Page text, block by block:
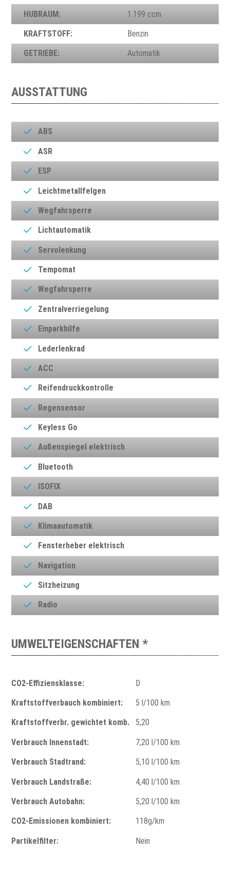
HUBRAUM: 1.199 ccm
KRAFTSTOFF: Benzin
GETRIEBE: Automatik
AUSSTATTUNG
ABS
ASR
ESP
Leichtmetallfelgen
Wegfahrsperre
Lichtautomatik
Servolenkung
Tempomat
Wegfahrsperre
Zentralverriegelung
Einparkhilfe
Lederlenkrad
ACC
Reifendruckkontrolle
Regensensor
Keyless Go
Außenspiegel elektrisch
Bluetooth
ISOFIX
DAB
Klimaautomatik
Fensterheber elektrisch
Navigation
Sitzheizung
Radio
UMWELTEIGENSCHAFTEN *
CO2-Effiziensklasse: D
Kraftstoffverbauch kombiniert: 5 l/100 km
Kraftstoffverbr. gewichtet komb. 5,20
Verbrauch Innenstadt: 7,20 l/100 km
Verbrauch Stadtrand: 5,10 l/100 km
Verbrauch Landstraße: 4,40 l/100 km
Verbrauch Autobahn: 5,20 l/100 km
CO2-Emissionen kombiniert: 118g/km
Partikelfilter: Nein